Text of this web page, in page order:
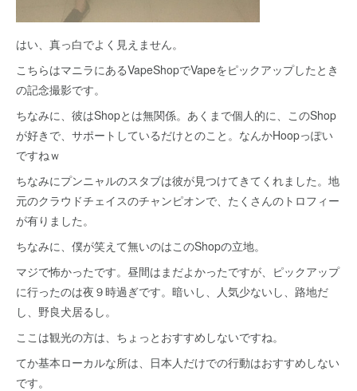
はい、真っ白でよく見えません。
こちらはマニラにあるVapeShopでVapeをピックアップしたとき
の記念撮影です。
ちなみに、彼はShopとは無関係。あくまで個人的に、このShop
が好きで、サポートしているだけとのこと。なんかHoopっぽい
ですねｗ
ちなみにプンニャルのスタブは彼が見つけてきてくれました。地
元のクラウドチェイスのチャンピオンで、たくさんのトロフィー
が有りました。
ちなみに、僕が笑えて無いのはこのShopの立地。
マジで怖かったです。昼間はまだよかったですが、ピックアップ
に行ったのは夜９時過ぎです。暗いし、人気少ないし、路地だ
し、野良犬居るし。
ここは観光の方は、ちょっとおすすめしないですね。
てか基本ローカルな所は、日本人だけでの行動はおすすめしない
です。